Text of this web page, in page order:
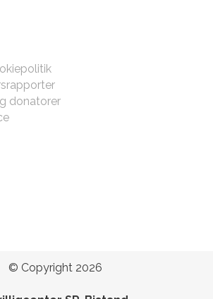
donatorer
© Copyright 2026